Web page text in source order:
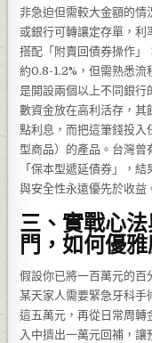
非急迫但需較大金額的
或銀行可轉讓定存單，利
搭配「附賣回債券操作」
約0.8-1.2%，但需熟悉流
是開設兩個以上不同銀行
數資金放在高利活存，其
點利息，而把這筆錢投入
型商品）的產品。台灣曾
「保本型遞延債券」，
與安全性永遠優先於收益
三、實戰心
門，如何優
假設你已將一百萬元的百
某天家人需要緊急牙科手
這五萬元，再從日常周轉
入中擠出一萬元回補，